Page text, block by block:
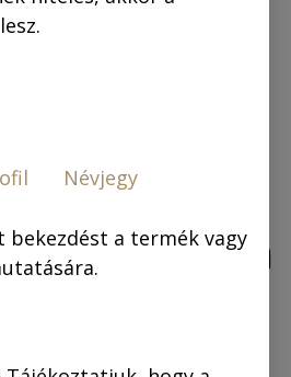
„Insalada
Névjegy
bekezdést a termék vagy